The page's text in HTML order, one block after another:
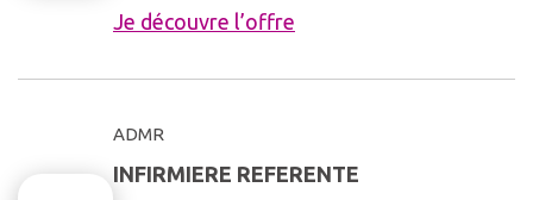
Je découvre l’offre
ADMR
INFIRMIERE REFERENTE